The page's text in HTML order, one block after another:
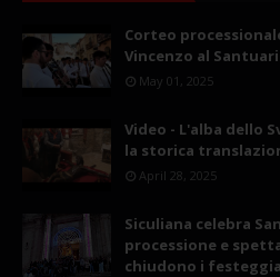
Corteo
Vincenzo al
May 01, 2025
Video - L'alba dello
la storica
April 28, 2025
Siculiana celebra
processione e
chiudono i